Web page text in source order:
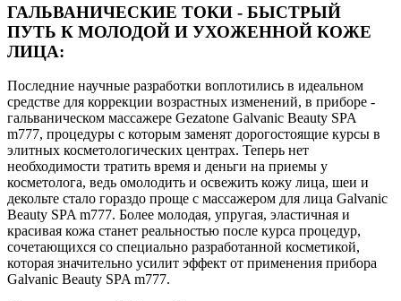
ГАЛЬВАНИЧЕСКИЕ ТОКИ - БЫСТРЫЙ
ПУТЬ К МОЛОДОЙ И УХОЖЕННОЙ КОЖЕ
ЛИЦА:
Последние научные разработки воплотились в идеальном
средстве для коррекции возрастных изменений, в приборе -
гальваническом массажере Gezatone Galvanic Beauty SPA
m777, процедуры с которым заменят дорогостоящие курсы в
элитных косметологических центрах. Теперь нет
необходимости тратить время и деньги на приемы у
косметолога, ведь омолодить и освежить кожу лица, шеи и
декольте стало гораздо проще с массажером для лица Galvanic
Beauty SPA m777. Более молодая, упругая, эластичная и
красивая кожа станет реальностью после курса процедур,
сочетающихся со специально разработанной косметикой,
которая значительно усилит эффект от применения прибора
Galvanic Beauty SPA m777.